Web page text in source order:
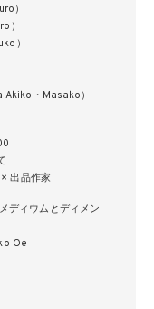
）
）
）
・Masako）
出品作家
ディウムとディメン
Oe